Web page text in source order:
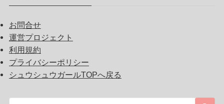
お問合せ
運営プロジェクト
利用規約
プライバシーポリシー
シュウシュウガールTOPへ戻る